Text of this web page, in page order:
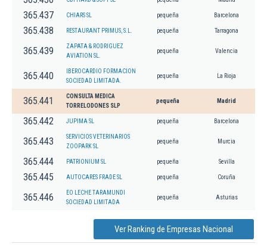
365.437 CHIARS SL pequeña Barcelona
365.438 RESTAURANT PRIMUS, S.L. pequeña Tarragona
365.439
ZAPATA & RODRIGUEZ
AVIATION SL.
pequeña Valencia
365.440
IBEROCARDIO FORMACION
SOCIEDAD LIMITADA.
pequeña La Rioja
365.441
CONSULTA MEDICA
TORRELODONES SLP
pequeña Madrid
365.442 JUPIMA SL pequeña Barcelona
365.443
SERVICIOS VETERINARIOS
ZOOPARK SL
pequeña Murcia
365.444 PATRIONIUM SL pequeña Sevilla
365.445 AUTOCARES FRADE SL pequeña Coruña
365.446
EO LECHE TARAMUNDI
SOCIEDAD LIMITADA
pequeña Asturias
Ver Ranking de Empresas Nacional